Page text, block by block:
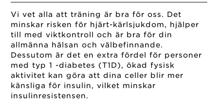
Vi vet alla att träning är bra för oss. Det
minskar risken för hjärt-kärlsjukdom, hjälper
till med viktkontroll och är bra för din
allmänna hälsan och välbefinnande.
Dessutom är det en extra fördel för personer
med typ 1 -diabetes (T1D), ökad fysisk
aktivitet kan göra att dina celler blir mer
känsliga för insulin, vilket minskar
insulinresistensen.